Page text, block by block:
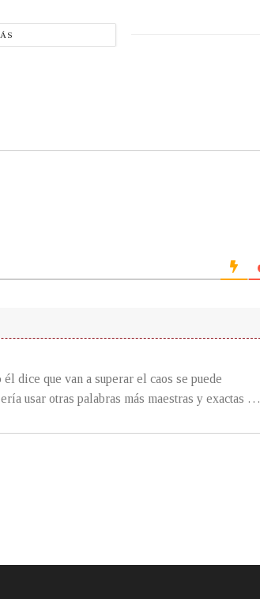
dice que van a superar el caos se puede
usar otras palabras más maestras y exactas …